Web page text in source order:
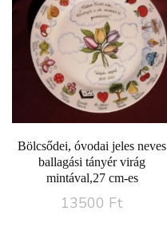
Bölcsődei, óvodai jeles neves
ballagási tányér virág
mintával,27 cm-es
13500 Ft